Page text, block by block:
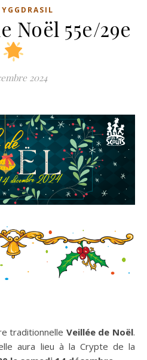
Noël 55e/29e
2024
traditionnelle Veillée de Noël.
aura lieu à la Crypte de la